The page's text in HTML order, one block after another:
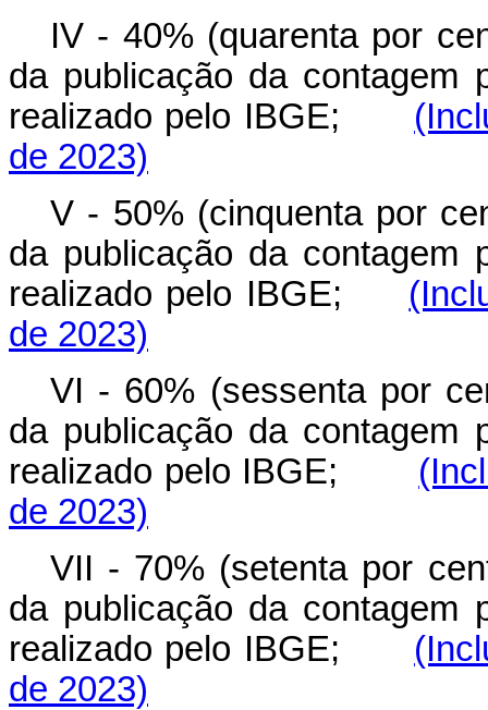
IV - 40% (quarenta por
da publicação da contagem
realizado pelo IBGE;
de 2023)
V - 50% (cinquenta por
da publicação da contagem
realizado pelo IBGE;
de 2023)
VI - 60% (sessenta por
da publicação da contagem
realizado pelo IBGE;
de 2023)
VII - 70% (setenta por
da publicação da contagem
realizado pelo IBGE;
de 2023)